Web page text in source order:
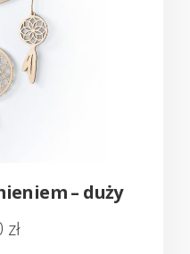
– duży
zł